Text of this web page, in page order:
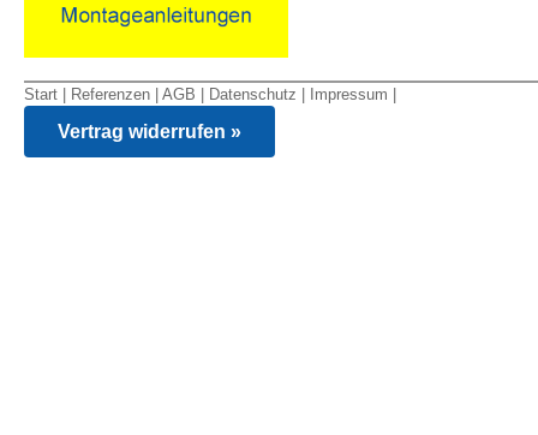
Start Referenzen AGB Datenschutz Impressum
Vertrag widerrufen »